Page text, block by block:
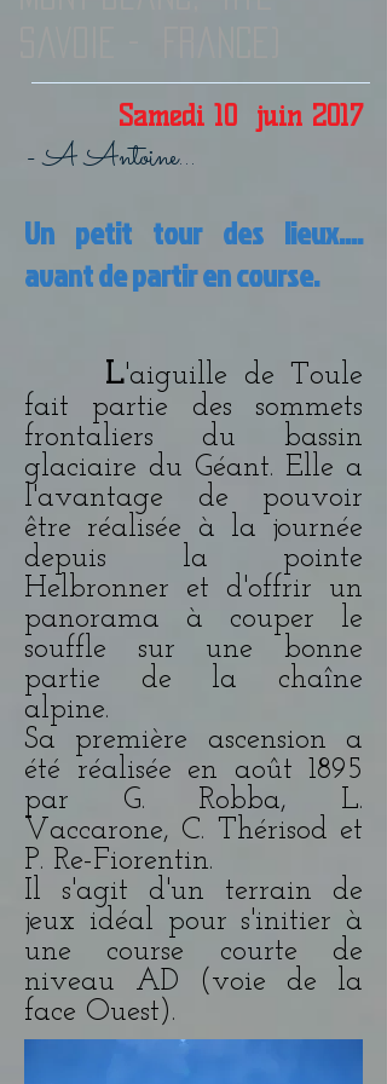
Samedi 10 juin 2017
- A Antoine...
Un petit tour des lieux....
avant de partir en course.
L'aiguille de Toule
fait partie des sommets
frontaliers du bassin
glaciaire du Géant. Elle a
l'avantage de pouvoir
être réalisée à la journée
depuis la pointe
Helbronner et d'offrir un
panorama à couper le
souffle sur une bonne
partie de la chaîne
alpine.
Sa première ascension a
été réalisée en août 1895
par G. Robba, L.
Vaccarone, C. Thérisod et
P. Re-Fiorentin.
Il s'agit d'un terrain de
jeux idéal pour s'initier à
une course courte de
niveau AD (voie de la
face Ouest).